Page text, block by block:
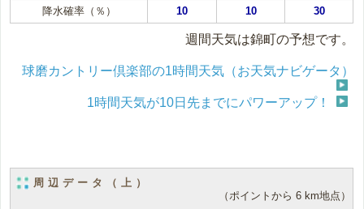
降水確率（％）
10 10 30
週間天気は錦町の予想です。
球磨カントリー倶楽部の1時間天気（お天気ナビゲータ）
1時間天気が10日先までにパワーアップ！
周辺データ（上）
（ポイントから 6 km地点）